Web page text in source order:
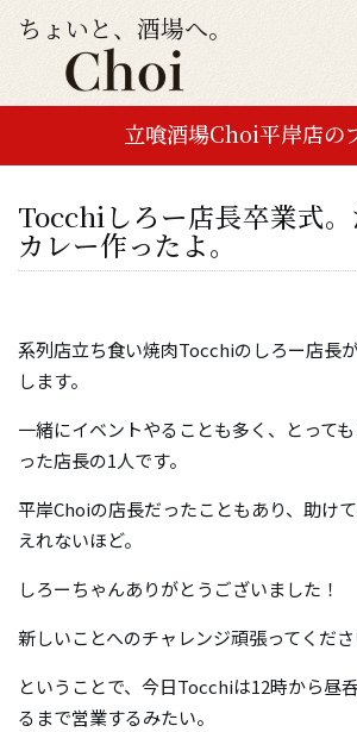
ちょいと、酒場へ。
立喰酒場Choi平岸店の
Tocchiしろー店長卒業式
カレー作ったよ。
系列店立ち食い焼肉Tocchiのしろー店長
します。
一緒にイベントやることも多く、とって
った店長の1人です。
平岸Choiの店長だったこともあり、助け
えれないほど。
しろーちゃんありがとうございました！
新しいことへのチャレンジ頑張ってくださ
ということで、今日Tocchiは12時から昼
るまで営業するみたい。